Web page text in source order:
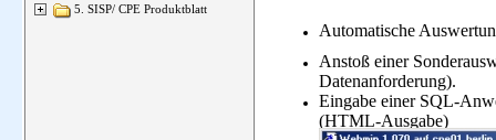
5. SISP/ CPE Produktblatt
Automatische
Anstoß einer
Datenanforderung).
Eingabe einer SQL-
(HTML-Ausgabe)